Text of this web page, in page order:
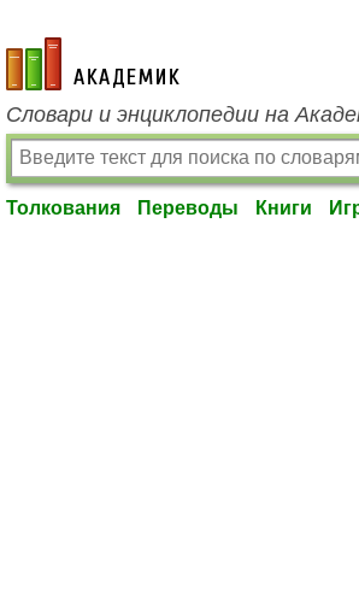
academic.ru
Словари и энциклопедии на
Толкования Переводы Книги